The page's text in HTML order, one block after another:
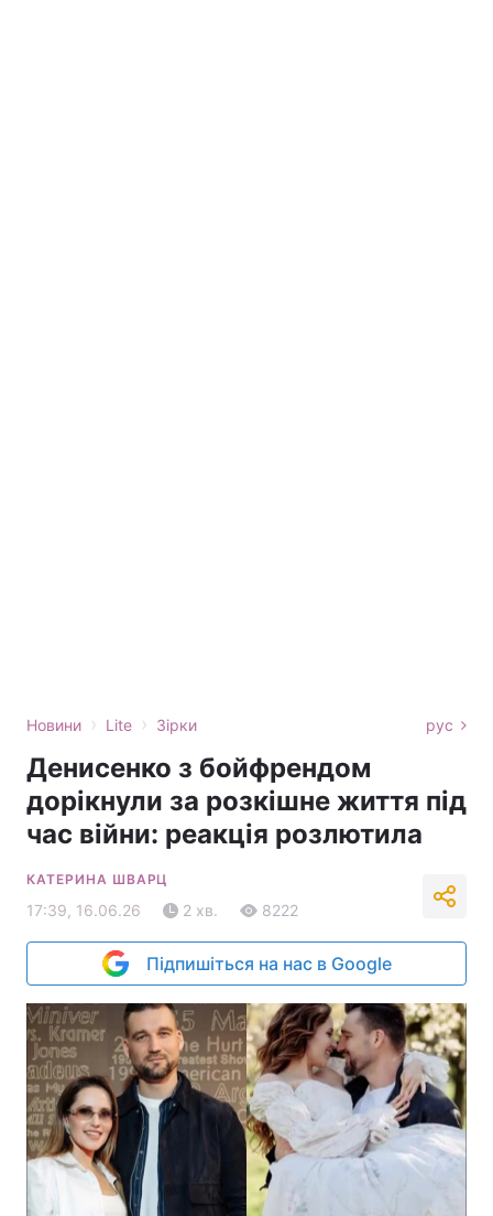
Новини › Lite › Зірки рус
Денисенко з бойфрендом
дорікнули за розкішне життя під
час війни: реакція розлютила
КАТЕРИНА ШВАРЦ
17:39, 16.06.26 2 хв. 8222
Підпишіться на нас в Google